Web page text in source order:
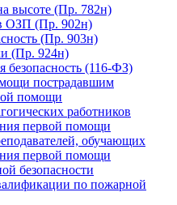
высоте (Пр. 782н)
ОЗП (Пр. 902н)
(Пр. 903н)
(Пр. 924н)
(116-ФЗ)
пострадавшим
помощи
работников
первой помощи
обучающих
первой помощи
безопасности
по пожарной